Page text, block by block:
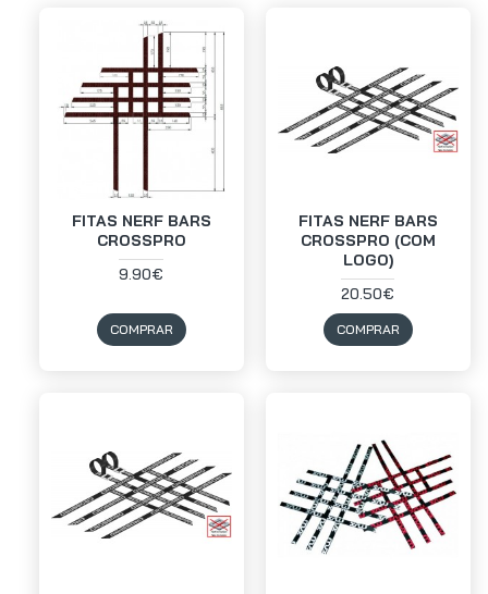
FITAS NERF BARS
CROSSPRO
9.90€
COMPRAR
FITAS NERF BARS
CROSSPRO (COM
LOGO)
20.50€
COMPRAR